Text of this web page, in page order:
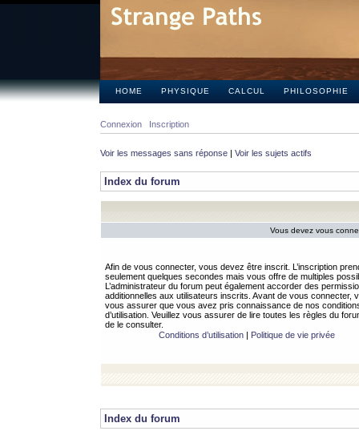
HOME PHYSIQUE CALCUL PHILOSOPHIE
Connexion Inscription
Voir les messages sans réponse | Voir les sujets actifs
Index du forum
Vous devez vous
Afin de vous connecter, vous devez être inscrit. L’inscription
seulement quelques secondes mais vous offre de multiples
L’administrateur du forum peut également accorder des
additionnelles aux utilisateurs inscrits. Avant de vous connecter,
vous assurer que vous avez pris connaissance de nos
d’utilisation. Veuillez vous assurer de lire toutes les règles du
de le consulter.
Conditions d’utilisation| Politique de vie privée
Index du forum